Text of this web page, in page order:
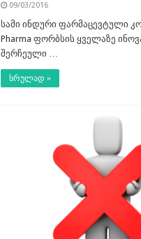
09/03/2016
სამი ინდური ფარმაცევტული
Pharma ფორბსის ყველაზე
შერჩეული …
სრულად »